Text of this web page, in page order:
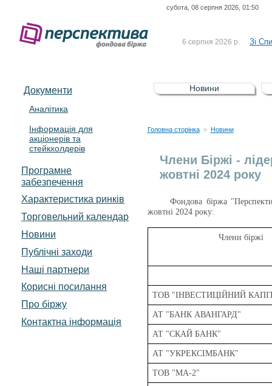
субота, 08 серпня 2026, 01:50
6 серпня 2026 р. Зі
5 серпня 2026 р.
Зі
UA4000232607)
4 серпня 2026 р.
Документи
Аналітика
Інформація для
акціонерів та
стейкхолдерів
Програмне
забезпечення
Характеристика pинків
Торговельний календар
Новини
Публічні заходи
Наші партнери
Корисні посилання
Про біржу
Контактна інформація
Новини
Головна сторінка > Новини
Члени Біржі -
жовтні 2024 року
Фондова біржа
жовтні 2024 року:
Члени біржі
ТОВ "ІНВЕСТИЦІЙНИЙ
АТ "БАНК АВАНГАРД"
АТ "СКАЙ БАНК"
АТ "УКРЕКСІМБАНК"
ТОВ "МА-2"